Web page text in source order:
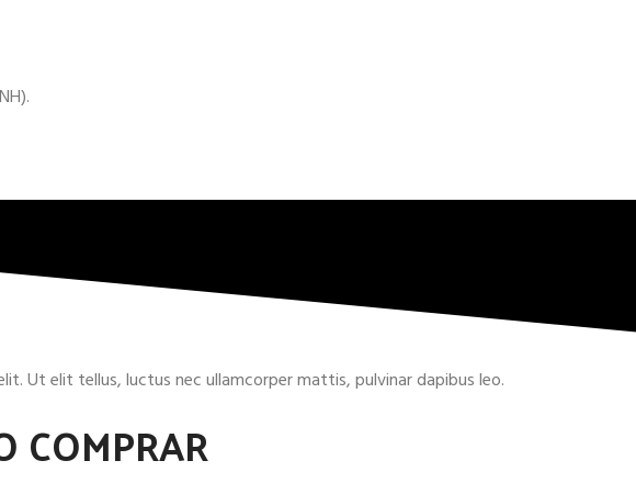
Ut elit tellus, luctus nec ullamcorper mattis, pulvinar dapibus leo.
COMPRAR